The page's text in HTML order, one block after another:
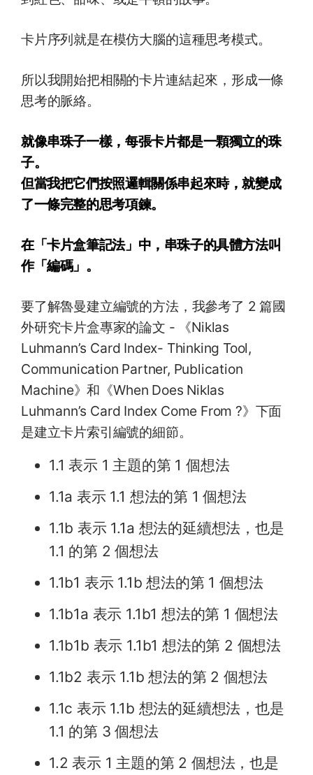
卡片序列就是在模仿大腦的這種思考模式。
所以我開始把相關的卡片連結起來，形成一條
思考的脈絡。
就像串珠子一樣，每張卡片都是一顆獨立的珠
子。
但當我把它們按照邏輯關係串起來時，就變成
了一條完整的思考項鍊。
在「卡片盒筆記法」中，串珠子的具體方法叫
作「編碼」。
要了解魯曼建立編號的方法，我參考了 2 篇國
外研究卡片盒專家的論文 - 《Niklas
Luhmann’s Card Index- Thinking Tool,
Communication Partner, Publication
Machine》和《When Does Niklas
Luhmann’s Card Index Come From ?》下面
是建立卡片索引編號的細節。
1.1 表示 1 主題的第 1 個想法
1.1a 表示 1.1 想法的第 1 個想法
1.1b 表示 1.1a 想法的延續想法，也是
1.1 的第 2 個想法
1.1b1 表示 1.1b 想法的第 1 個想法
1.1b1a 表示 1.1b1 想法的第 1 個想法
1.1b1b 表示 1.1b1 想法的第 2 個想法
1.1b2 表示 1.1b 想法的第 2 個想法
1.1c 表示 1.1b 想法的延續想法，也是
1.1 的第 3 個想法
1.2 表示 1 主題的第 2 個想法，也是